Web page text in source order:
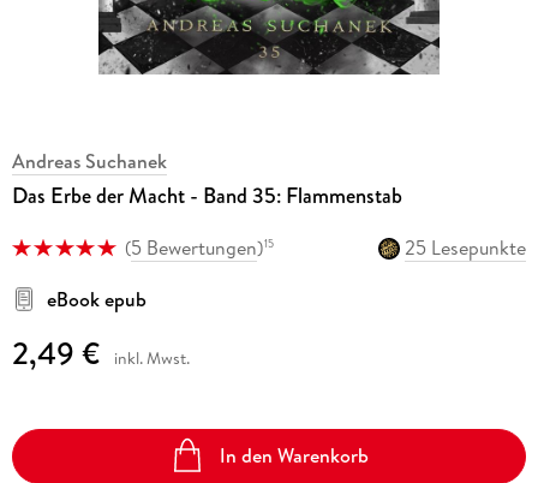
Andreas Suchanek
Das Erbe der Macht - Band 35: Flammenstab
(5 Bewertungen)15
25 Lesepunkte
eBook epub
2,49 € inkl. Mwst.
In den Warenkorb